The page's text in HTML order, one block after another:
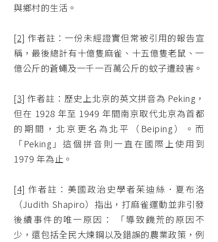
與鄉村的生活。
[2] 作者註：一份未經證實但常被引用的報告宣
稱，最後總計有十億隻麻雀、十五億隻老鼠、一
億公斤的蒼蠅及一千一百萬公斤的蚊子遭殺害。
[3] 作者註：歷史上北京的英文拼音為 Peking，
但在 1928 年至 1949 年間南京取代北京為首都
的期間，北京更名為北平（Beiping）。而
「Peking」這個拼音則一直在國際上使用到
1979 年為止。
[4] 作者註：美國政治史學者茱迪絲．夏布洛
（Judith Shapiro）指出，打麻雀運動並非引發
後續事件的唯一原因： 「導致饑荒的原因不
少，還包括全民大煉鋼以及錯誤的農業政策，例